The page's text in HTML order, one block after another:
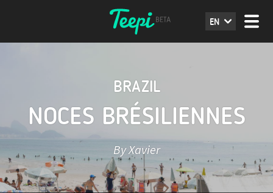
EN
BRAZIL
NOCES BRÉSILIENNES
By Xavier